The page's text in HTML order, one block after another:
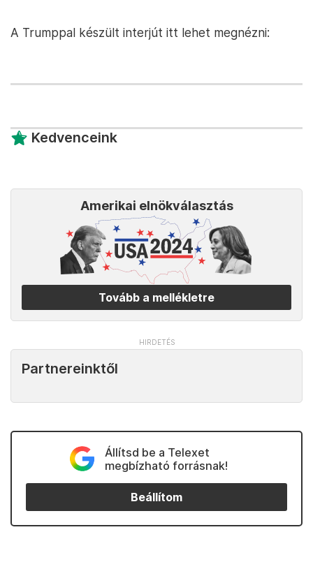
A Trumppal készült interjút itt lehet megnézni:
Kedvenceink
Amerikai elnökválasztás
Tovább a mellékletre
Partnereinktől
Állítsd be a Telexet
megbízható forrásnak!
Beállítom